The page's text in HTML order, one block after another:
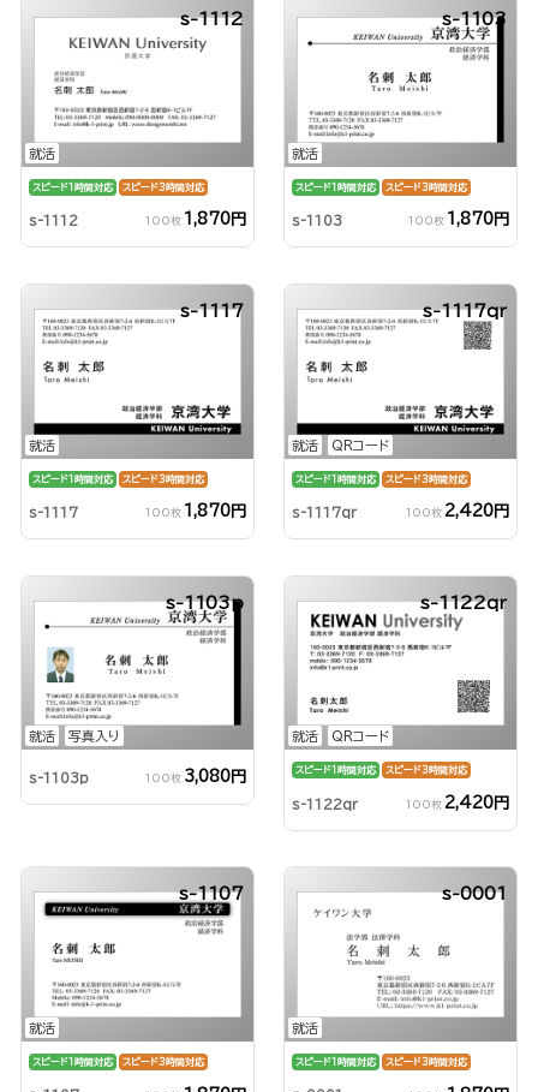
就活
s-1112
スピード1時間対応 スピード3時間対応
s-1112 100枚 1,870円
就活
s-1103
スピード1時間対応 スピード3時間対応
s-1103 100枚 1,870円
就活
s-1117
スピード1時間対応 スピード3時間対応
s-1117 100枚 1,870円
就活 QRコード
s-1117qr
スピード1時間対応 スピード3時間対応
s-1117qr 100枚 2,420円
就活 写真入り
s-1103p
s-1103p 100枚 3,080円
就活 QRコード
s-1122qr
スピード1時間対応 スピード3時間対応
s-1122qr 100枚 2,420円
就活
s-1107
スピード1時間対応 スピード3時間対応
就活
s-0001
スピード1時間対応 スピード3時間対応